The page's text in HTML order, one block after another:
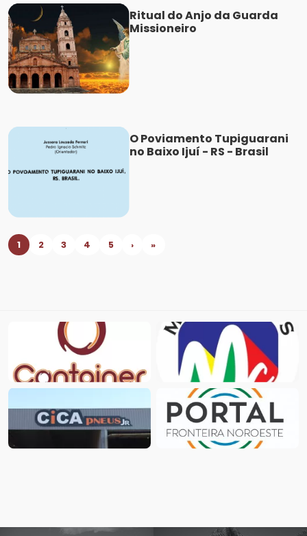
Ritual do Anjo da Guarda
Missioneiro
O Poviamento Tupiguarani
no Baixo Ijuí - RS - Brasil
1 2 3 4 5 › »